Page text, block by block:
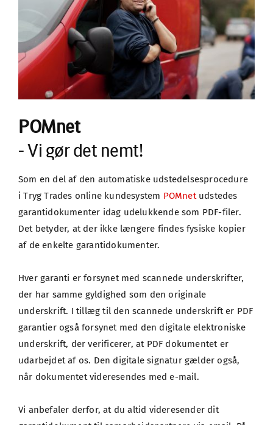
POMnet
- Vi gør det nemt!
Som en del af den automatiske udstedelsesprocedure
i Tryg Trades online kundesystem POMnet udstedes
garantidokumenter idag udelukkende som PDF-filer.
Det betyder, at der ikke længere findes fysiske kopier
af de enkelte garantidokumenter.
Hver garanti er forsynet med scannede underskrifter,
der har samme gyldighed som den originale
underskrift. I tillæg til den scannede underskrift er PDF
garantier også forsynet med den digitale elektroniske
underskrift, der verificerer, at PDF dokumentet er
udarbejdet af os. Den digitale signatur gælder også,
når dokumentet videresendes med e-mail.
Vi anbefaler derfor, at du altid videresender dit